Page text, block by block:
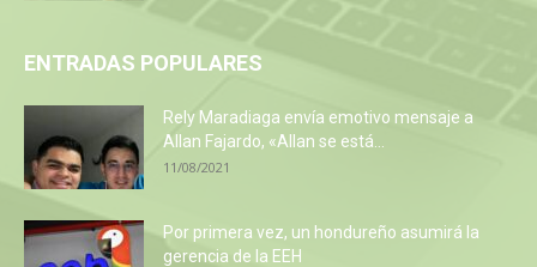
ENTRADAS POPULARES
Rely Maradiaga envía emotivo mensaje a
Allan Fajardo, «Allan se está...
11/08/2021
Por primera vez, un hondureño asumirá la
gerencia de la EEH